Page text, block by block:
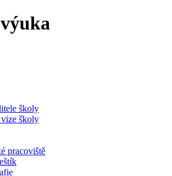
školy
školy
pracoviště